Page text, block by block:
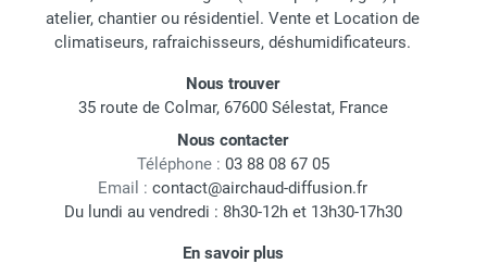
atelier, chantier ou résidentiel. Vente et Location de
climatiseurs, rafraichisseurs, déshumidificateurs.
Nous trouver
35 route de Colmar, 67600 Sélestat, France
Nous contacter
Téléphone : 03 88 08 67 05
Email : contact@airchaud-diffusion.fr
Du lundi au vendredi : 8h30-12h et 13h30-17h30
En savoir plus